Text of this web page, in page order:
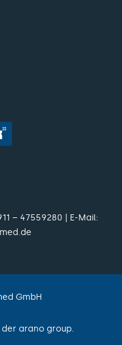
– 47559280 | E-Mail:
GmbH
arano group.